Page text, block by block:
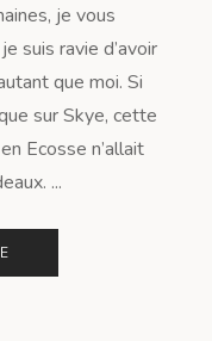
je vous
suis ravie d’avoir
que moi. Si
sur Skye, cette
Ecosse n’allait
...